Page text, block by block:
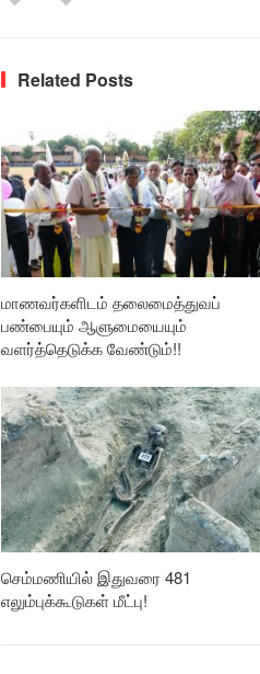
Related Posts
மாணவர்களிடம் தலைமைத்துவப்
பண்பையும் ஆளுமையையும்
வளர்த்தெடுக்க வேண்டும்!!
செம்மணியில் இதுவரை 481
எலும்புக்கூடுகள் மீட்பு!